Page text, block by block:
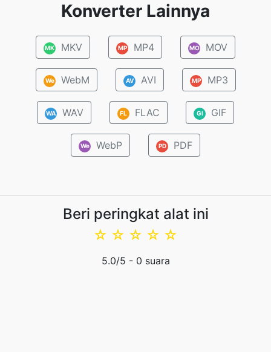
Konverter Lainnya
MK MKV MP MP4 MO MOV
We WebM AV AVI MP MP3
WA WAV FL FLAC GI GIF
We WebP PD PDF
Beri peringkat alat ini
☆
☆
☆
☆
☆
5.0/5 - 0 suara